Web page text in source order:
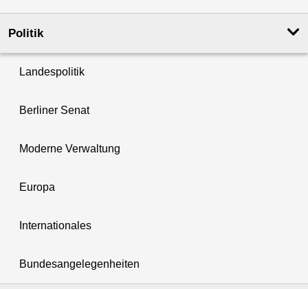
Politik
Landespolitik
Berliner Senat
Moderne Verwaltung
Europa
Internationales
Bundesangelegenheiten